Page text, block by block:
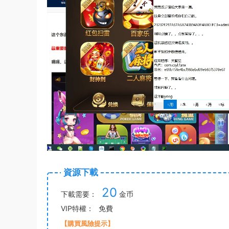
資源下載
下載需要： 20 金币
VIP特權：
免費
【購買風險提示】